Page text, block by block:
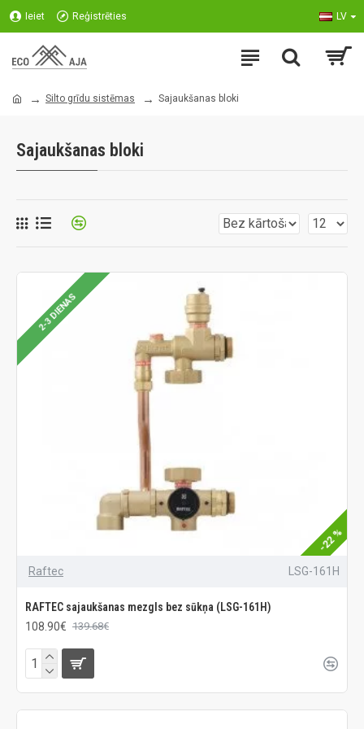
Ieiet Reģistrēties LV
Silto grīdu sistēmas Sajaukšanas bloki
Sajaukšanas bloki
-22 %
2-3 DIENAS
Raftec LSG-161H
RAFTEC sajaukšanas mezgls bez sūkņa (LSG-161H)
108.90€ 139.68€